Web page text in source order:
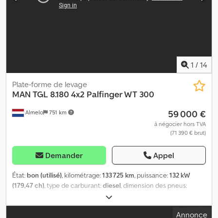
1 / 14
Almelo 751 km
Plate-forme de levage
MAN TGL 8.180 4x2 Palfinger WT 300
59 000 €
à négocier hors TVA
(71 390 € brut)
Demander Appel
État: bon (utilisé), kilométrage:133 725 km, puissance:132 kW
(179,47 ch), type de carburant:diesel, dimension des pneus:
, configuration d'essieux:
couleur:jaune, type d'engrenage:automatique, charge
, charge maximaleAnnonce